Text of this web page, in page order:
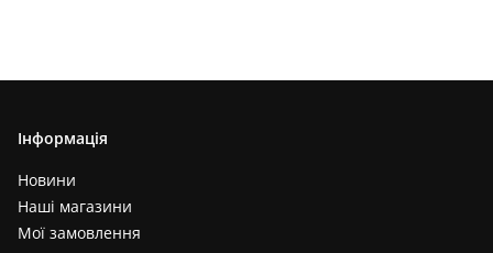
Інформація
Новини
Наші магазини
Мої замовлення